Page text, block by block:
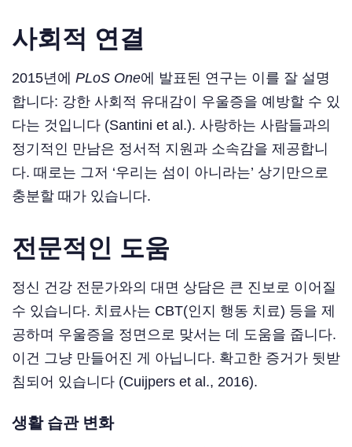
사회적 연결
2015년에 PLoS One에 발표된 연구는 이를 잘 설명
합니다: 강한 사회적 유대감이 우울증을 예방할 수 있
다는 것입니다 (Santini et al.). 사랑하는 사람들과의
정기적인 만남은 정서적 지원과 소속감을 제공합니
다. 때로는 그저 ‘우리는 섬이 아니라는’ 상기만으로
충분할 때가 있습니다.
전문적인 도움
정신 건강 전문가와의 대면 상담은 큰 진보로 이어질
수 있습니다. 치료사는 CBT(인지 행동 치료) 등을 제
공하며 우울증을 정면으로 맞서는 데 도움을 줍니다.
이건 그냥 만들어진 게 아닙니다. 확고한 증거가 뒷받
침되어 있습니다 (Cuijpers et al., 2016).
생활 습관 변화